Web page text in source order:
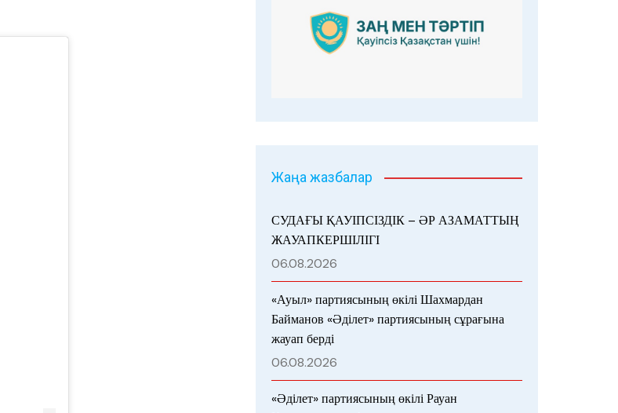
Жаңа жазбалар
СУДАҒЫ ҚАУІПСІЗДІК – ӘР АЗАМАТТЫҢ
ЖАУАПКЕРШІЛІГІ
06.08.2026
«Ауыл» партиясының өкілі Шахмардан
Байманов «Әділет» партиясының сұрағына
жауап берді
06.08.2026
«Әділет» партиясының өкілі Рауан